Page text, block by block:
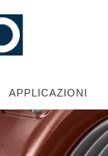
APPLICAZIONI